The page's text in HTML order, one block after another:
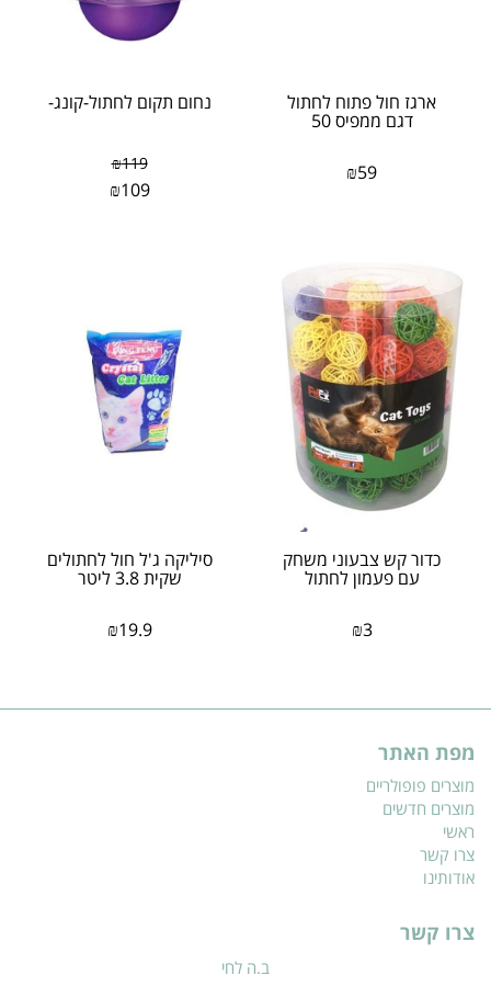
ארגז חול פתוח לחתול
דגם ממפיס 50
₪59
נחום תקום לחתול-קונג-
₪119
₪109
כדור קש צבעוני משחק
עם פעמון לחתול
₪3
סיליקה ג'ל חול לחתולים
שקית 3.8 ליטר
₪19.9
מפת האתר
מוצרים פופולריים
מוצרים חדשים
ראשי
צרו קשר
אודותינו
צרו קשר
ב.ה לחי